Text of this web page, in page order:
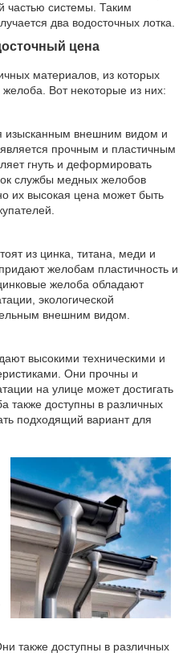
частью системы. Таким
два водосточных лотка.
цена
материалов, из которых
желоба. Вот некоторые из них:
изысканным внешним видом и
прочным и пластичным
гнуть и деформировать
службы медных желобов
их высокая цена может быть
из цинка, титана, меди и
желобам пластичность и
желоба обладают
экологической
внешним видом.
высокими техническими и
Они прочны и
на улице может достигать
также доступны в различных
подходящий вариант для
также доступны в различных